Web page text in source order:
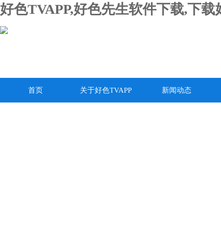
好色TVAPP,好色先生软件下载,下
首页 关于好色TVAPP 新闻动态